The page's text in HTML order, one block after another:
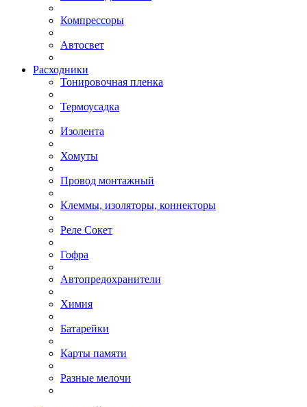
Компрессоры
Автосвет
Расходники
Тонировочная пленка
Термоусадка
Изолента
Хомуты
Провод монтажный
Клеммы, изоляторы, коннекторы
Реле Сокет
Гофра
Автопредохранители
Химия
Батарейки
Карты памяти
Разные мелочи